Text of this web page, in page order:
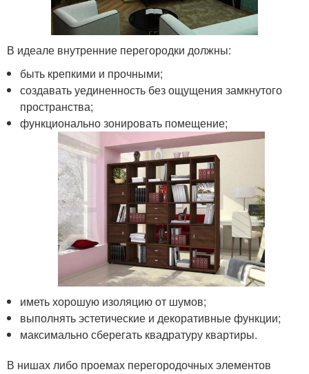
В идеале внутренние перегородки должны:
быть крепкими и прочными;
создавать уединенность без ощущения замкнутого
пространства;
функционально зонировать помещение;
иметь хорошую изоляцию от шумов;
выполнять эстетические и декоративные функции;
максимально сберегать квадратуру квартиры.
В нишах либо проемах перегородочных элементов